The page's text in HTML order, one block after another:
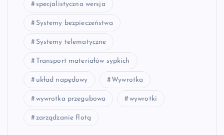
specjalistyczna wersja
Systemy bezpieczeństwa
Systemy telematyczne
Transport materiałów sypkich
układ napędowy Wywrotka
wywrotka przegubowa wywrotki
zarządzanie flotą